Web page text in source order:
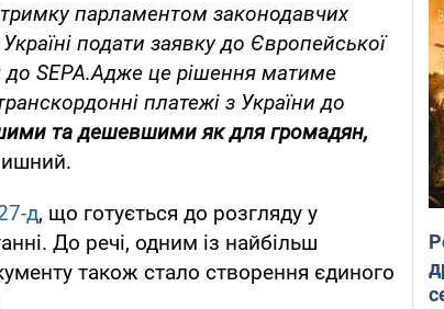
парламентом законодавчих
подати заявку до Європейської
до SEPA.Адже це рішення матиме
платежі з України до
та дешевшими як для громадян,
д, що готується до розгляду у
До речі, одним із найбільш
також стало створення єдиного